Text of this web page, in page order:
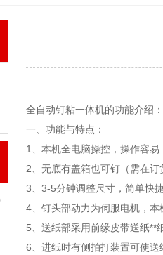
全自动钉粘一体机的功能介绍：
一、功能与特点：
1、本机全电脑操控，操作容易
2、无底有盖箱也可钉（需在订
3、3-5分钟调整尺寸，简单快捷
4、钉头部动力为伺服电机，本
5、送纸部采用前缘皮带送纸**
6、进纸时有侧拍打装置可使送